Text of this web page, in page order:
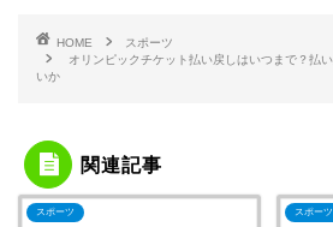
HOME
スポーツ
オリンピックチケット払い戻しはいつまで？払
いか
関連記事
スポーツ スポーツ